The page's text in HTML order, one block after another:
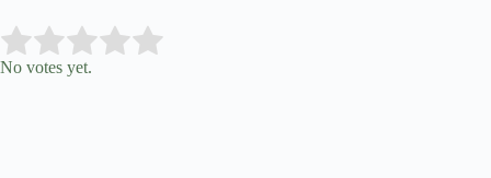
Rate this item:
No votes yet.